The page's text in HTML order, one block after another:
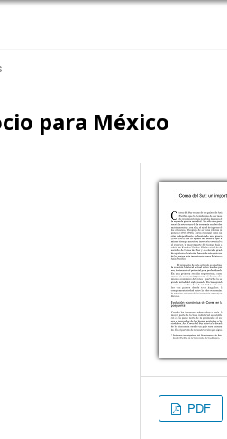
para México
PDF